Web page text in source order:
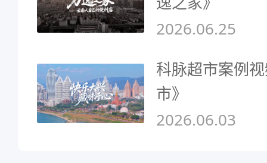
2026.06.25
科脉超市案例
市》
2026.06.03